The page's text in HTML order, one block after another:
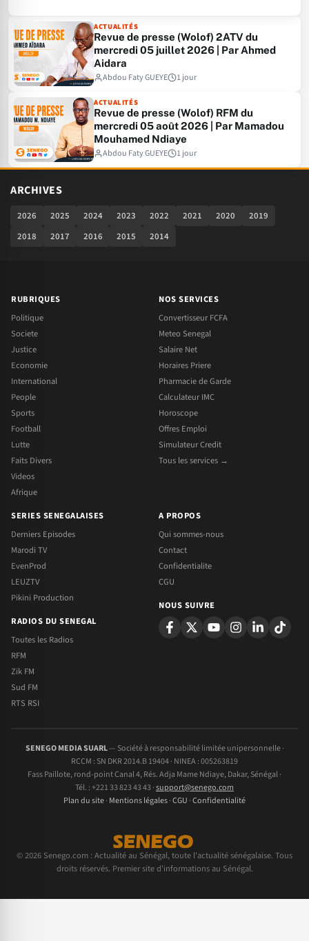
ACTUALITÉS
Revue de presse (Wolof) 2ATV du
mercredi 05 juillet 2026 | Par Ahmed
Aidara
Abdou Faty GUEYE
1 jour
ACTUALITÉS
Revue de presse (Wolof) RFM du
mercredi 05 août 2026 | Par Mamadou
Mouhamed Ndiaye
Abdou Faty GUEYE
1 jour
ARCHIVES
2026 2025 2024 2023 2022 2021 2020
2019
2018
2017 2016 2015 2014
RUBRIQUES
Politique
Societe
Justice
Economie
International
People
Sports
Football
Lutte
Faits Divers
Videos
Afrique
NOS SERVICES
Convertisseur FCFA
Meteo Senegal
Salaire Net
Horaires Priere
Pharmacie de Garde
Calculateur IMC
Horoscope
Offres Emploi
Simulateur Credit
Tous les services →
SERIES SENEGALAISES
Derniers Episodes
Marodi TV
EvenProd
LEUZTV
Pikini Production
RADIOS DU SENEGAL
Toutes les Radios
RFM
Zik FM
Sud FM
RTS RSI
A PROPOS
Qui sommes-nous
Contact
Confidentialite
CGU
NOUS SUIVRE
SENEGO MEDIA SUARL— Société à responsabilité limitée unipersonnelle ·
RCCM : SN DKR 2014.B 19404 · NINEA : 005263819
Fass Paillote, rond-point Canal 4, Rés. Adja Mame Ndiaye, Dakar, Sénégal ·
Tél. : +221 33 823 43 43 ·support@senego.com
Plan du site· Mentions légales·CGU ·Confidentialité
© 2026 Senego.com : Actualité au Sénégal, toute l'actualité sénégalaise. Tous
droits réservés. Premier site d'informations au Sénégal.